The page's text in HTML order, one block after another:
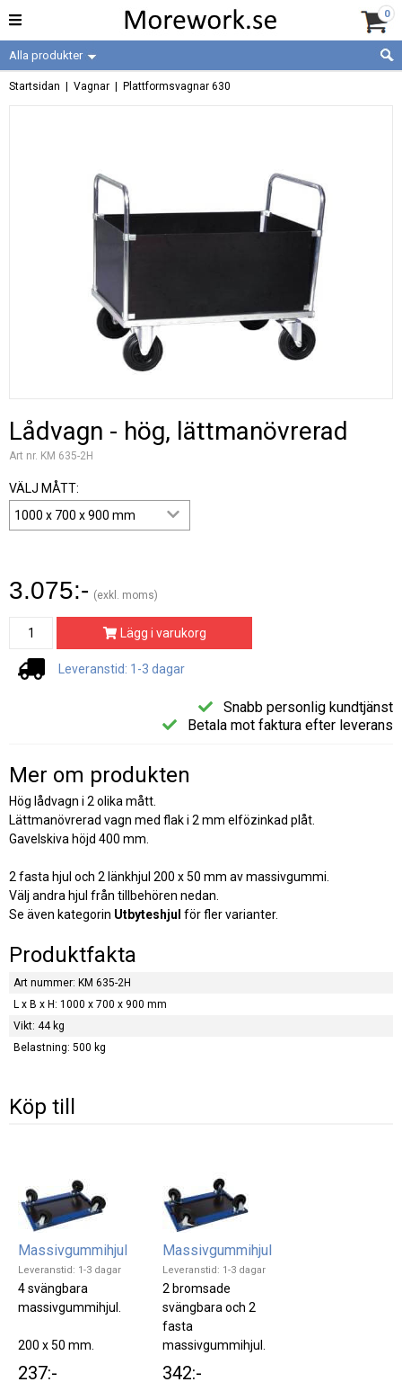
0
Alla produkter
Startsidan Vagnar Plattformsvagnar 630
Lådvagn - hög, lättmanövrerad
Art nr. KM 635-2H
VÄLJ MÅTT:
3.075:- (exkl. moms)
Lägg i varukorg
Leveranstid: 1-3 dagar
Snabb personlig kundtjänst
Betala mot faktura efter leverans
Mer om produkten
Hög lådvagn i 2 olika mått.
Lättmanövrerad vagn med flak i 2 mm elfözinkad plåt.
Gavelskiva höjd 400 mm.
2 fasta hjul och 2 länkhjul 200 x 50 mm av massivgummi.
Välj andra hjul från tillbehören nedan.
Se även kategorin Utbyteshjul för fler varianter.
Produktfakta
Art nummer: KM 635-2H
L x B x H: 1000 x 700 x 900 mm
Vikt: 44 kg
Belastning: 500 kg
Köp till
Massivgummihjul
Leveranstid: 1-3 dagar
4 svängbara
massivgummihjul.
200 x 50 mm.
Belastning 800 kg.
237:-
Massivgummihjul
Leveranstid: 1-3 dagar
2 bromsade
svängbara och 2
fasta
massivgummihjul.
200 x 50 mm.
342:-